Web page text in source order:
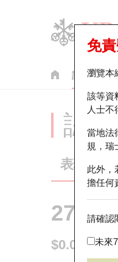
認股證
免責
瀏覽本
該等資
人士不
當地法
規，瑞
此外，
擔任何
請確認
未來
認
表現
27198
$0.01 即時